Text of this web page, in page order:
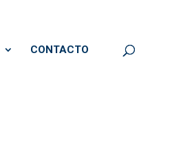
CONTACTO